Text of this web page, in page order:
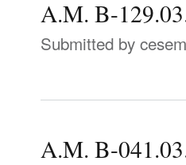
A.M. B-
Submitted by cesem
A.M. B-